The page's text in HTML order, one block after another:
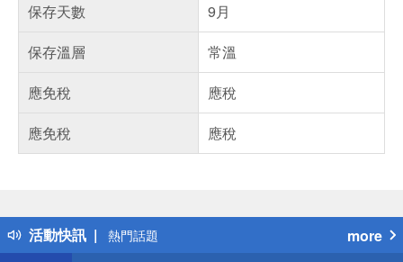
保存天數
9月
保存溫層
常溫
應免稅
應稅
應免稅
應稅
活動快訊
得獎公告
熱門話題
銀行優惠
more